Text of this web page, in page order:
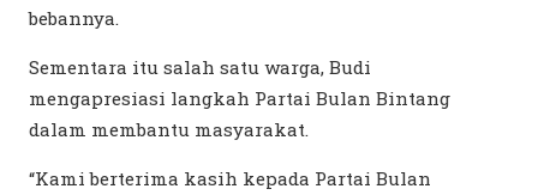
bebannya.
Sementara itu salah satu warga, Budi
mengapresiasi langkah Partai Bulan Bintang
dalam membantu masyarakat.
“Kami berterima kasih kepada Partai Bulan